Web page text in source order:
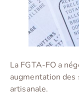
La FGTA-FO a
augmentation des
artisanale.